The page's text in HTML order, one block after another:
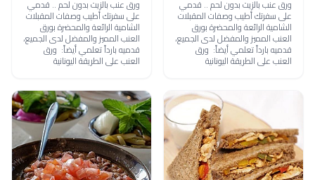
ورق عنب بالزيت بدون لحم .. قدمي
على سفرتك أطيب وصفات المقبلات
الشامية الرائعة والمحضرة بورق
العنب المميز والمفضل لدى الجميع،
قدميه بارداً تعلمي أيضاً: ورق
العنب على الطريقة اليونانية
ورق عنب بالزيت بدون لحم .. قدمي
على سفرتك أطيب وصفات المقبلات
الشامية الرائعة والمحضرة بورق
العنب المميز والمفضل لدى الجميع،
قدميه بارداً تعلمي أيضاً: ورق
العنب على الطريقة اليونانية